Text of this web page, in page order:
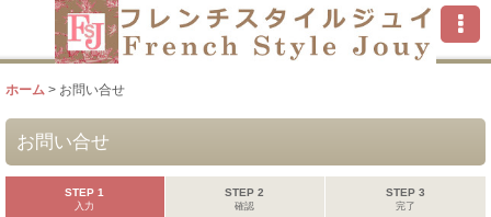
ホーム > お問い合せ
お問い合せ
STEP 1
入力
STEP 2
確認
STEP 3
完了